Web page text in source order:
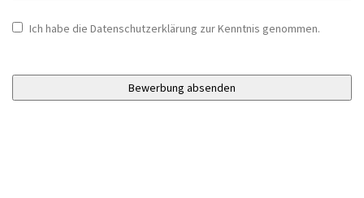
Ich habe die Datenschutzerklärung zur Kenntnis genommen.
dieses